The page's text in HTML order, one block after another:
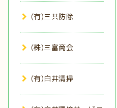
(有)三共防除
(株)三富商会
(有)白井清掃